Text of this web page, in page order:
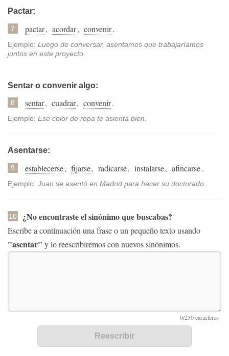
Pactar:
7 pactar, acordar, convenir.
Ejemplo: Luego de conversar, asentamos que trabajaríamos
juntos en este proyecto.
Sentar o convenir algo:
8 sentar, cuadrar, convenir.
Ejemplo: Ese color de ropa te asienta bien.
Asentarse:
9 establecerse, fijarse, radicarse, instalarse, afincarse.
Ejemplo: Juan se asentó en Madrid para hacer su doctorado.
10 ¿No encontraste el sinónimo que buscabas?
Escribe a continuación una frase o un pequeño texto usando
"asentar" y lo reescribiremos con nuevos sinónimos.